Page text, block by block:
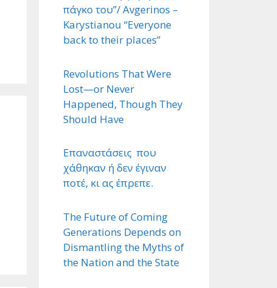
πάγκο του”/ Avgerinos –
Karystianou “Εveryone
back to their places”
Revolutions That Were
Lost—or Never
Happened, Though They
Should Have
Επαναστάσεις που
χάθηκαν ή δεν έγιναν
ποτέ, κι ας έπρεπε.
The Future of Coming
Generations Depends on
Dismantling the Myths of
the Nation and the State